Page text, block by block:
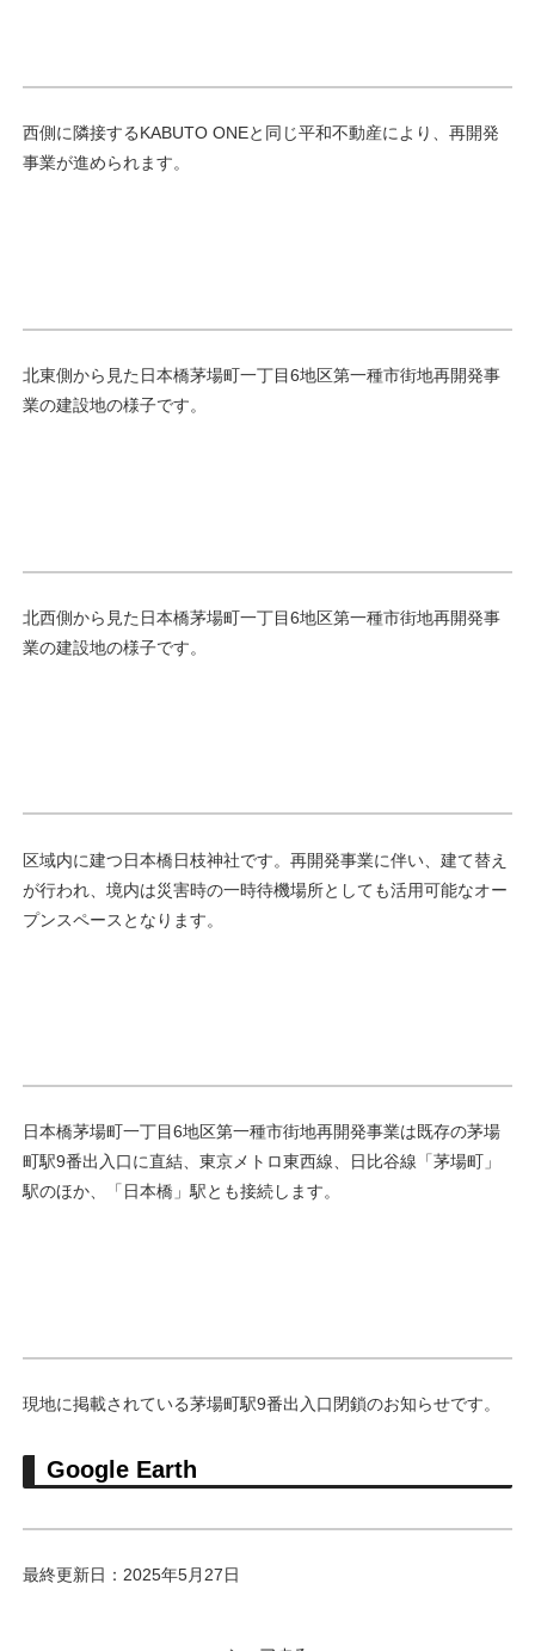
西側に隣接するKABUTO ONEと同じ平和不動産により、再開発
事業が進められます。
北東側から見た日本橋茅場町一丁目6地区第一種市街地再開発事
業の建設地の様子です。
北西側から見た日本橋茅場町一丁目6地区第一種市街地再開発事
業の建設地の様子です。
区域内に建つ日本橋日枝神社です。再開発事業に伴い、建て替え
が行われ、境内は災害時の一時待機場所としても活用可能なオー
プンスペースとなります。
日本橋茅場町一丁目6地区第一種市街地再開発事業は既存の茅場
町駅9番出入口に直結、東京メトロ東西線、日比谷線「茅場町」
駅のほか、「日本橋」駅とも接続します。
現地に掲載されている茅場町駅9番出入口閉鎖のお知らせです。
Google Earth
最終更新日：2025年5月27日